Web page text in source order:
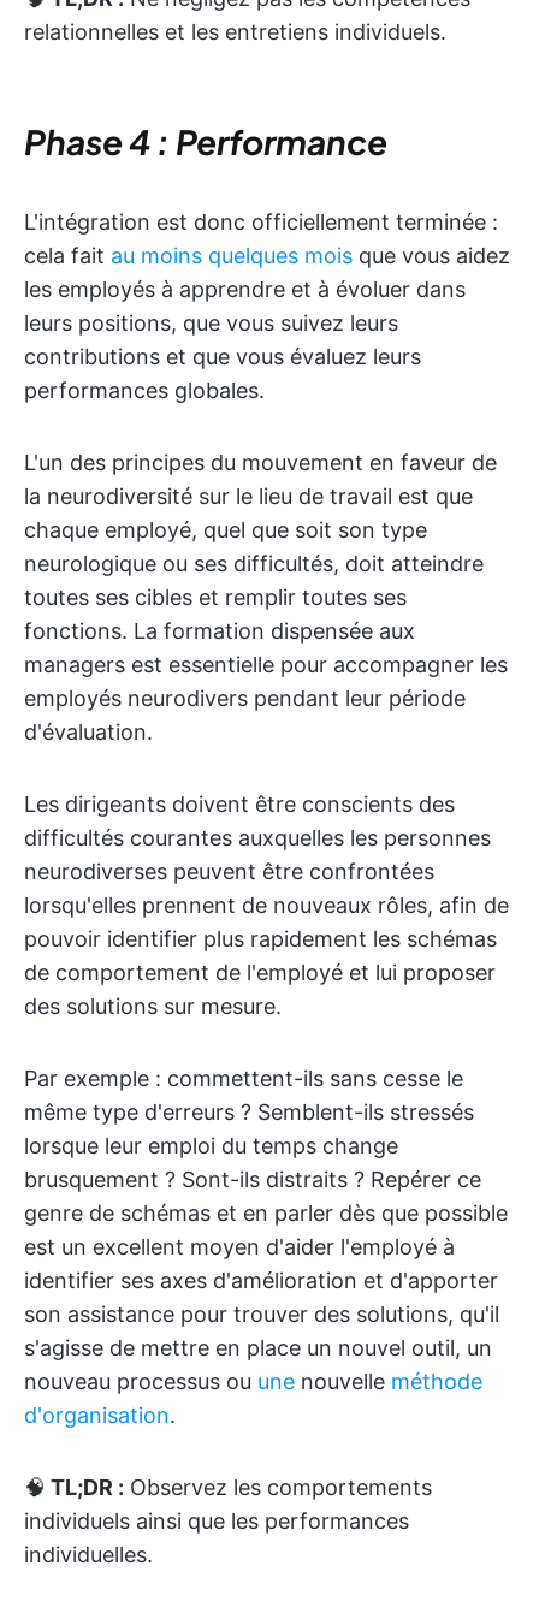
relationnelles et les entretiens individuels.
Phase 4 : Performance
L'intégration est donc officiellement terminée :
cela fait au moins quelques mois que vous aidez
les employés à apprendre et à évoluer dans
leurs positions, que vous suivez leurs
contributions et que vous évaluez leurs
performances globales.
L'un des principes du mouvement en faveur de
la neurodiversité sur le lieu de travail est que
chaque employé, quel que soit son type
neurologique ou ses difficultés, doit atteindre
toutes ses cibles et remplir toutes ses
fonctions. La formation dispensée aux
managers est essentielle pour accompagner les
employés neurodivers pendant leur période
d'évaluation.
Les dirigeants doivent être conscients des
difficultés courantes auxquelles les personnes
neurodiverses peuvent être confrontées
lorsqu'elles prennent de nouveaux rôles, afin de
pouvoir identifier plus rapidement les schémas
de comportement de l'employé et lui proposer
des solutions sur mesure.
Par exemple : commettent-ils sans cesse le
même type d'erreurs ? Semblent-ils stressés
lorsque leur emploi du temps change
brusquement ? Sont-ils distraits ? Repérer ce
genre de schémas et en parler dès que possible
est un excellent moyen d'aider l'employé à
identifier ses axes d'amélioration et d'apporter
son assistance pour trouver des solutions, qu'il
s'agisse de mettre en place un nouvel outil, un
nouveau processus ou une nouvelle méthode
d'organisation.
🧠 TL;DR : Observez les comportements
individuels ainsi que les performances
individuelles.